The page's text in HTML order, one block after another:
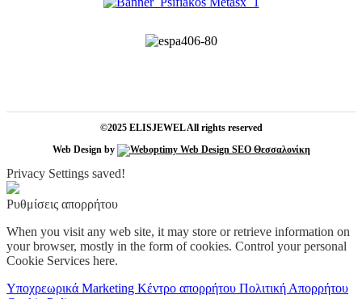
©2025 ELISJEWEL All rights reserved
Web Design by
Privacy Settings saved!
Ρυθμίσεις απορρήτου
When you visit any web site, it may store or retrieve information on
your browser, mostly in the form of cookies. Control your personal
Cookie Services here.
Υποχρεωρικά Marketing Κέντρο απορρήτου Πολιτική Απορρήτου